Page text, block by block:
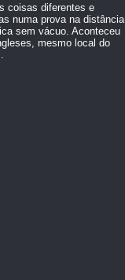
coisas diferentes e
numa prova na distância
sem vácuo. Aconteceu
mesmo local do